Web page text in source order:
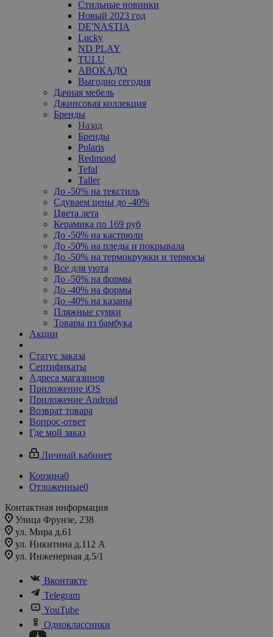
Стильные новинки
Новый 2023 год
DE'NASTIA
Lucky
ND PLAY
TULU
АВОКАДО
Выгодно сегодня
Дачная мебель
Джинсовая коллекция
Бренды
Назад
Бренды
Polaris
Redmond
Tefal
Taller
До -50% на текстиль
Сдуваем цены до -40%
Цвета лета
Керамика по 169 руб
До -50% на кастрюли
До -50% на пледы и покрывала
До -50% на термокружки и термосы
Все для уюта
До -50% на формы
До -40% на формы
До -40% на казаны
Пляжные сумки
Товары из бамбука
Акции
Статус заказа
Сертификаты
Адреса магазинов
Приложение iOS
Приложение Android
Возврат товара
Вопрос-ответ
Где мой заказ
Личный кабинет
Корзина0
Отложенные0
Контактная информация
Улица Фрунзе, 238​
ул. Мира д.61
ул. Никитина д.112 А
ул. Инженерная д.5/1
Вконтакте
Telegram
YouTube
Одноклассники